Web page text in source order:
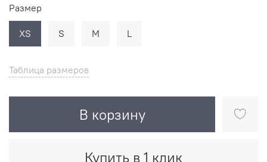
Таблица размеров
В корзину
Купить в 1 клик
Размер
XS S M L